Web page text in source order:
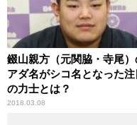
錣山親方（元関脇・寺尾）
アダ名がシコ名となった注
の力士とは？
2018.03.08